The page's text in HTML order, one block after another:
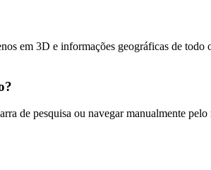
em 3D e informações geográficas de
de pesquisa ou navegar manualmente